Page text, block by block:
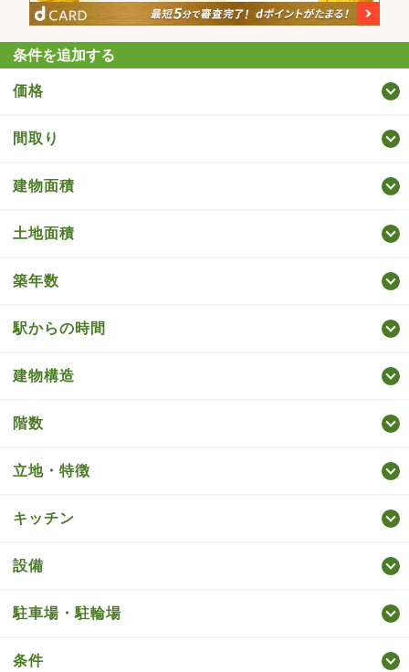
条件を追加する
価格
間取り
建物面積
土地面積
築年数
駅からの時間
建物構造
階数
立地・特徴
キッチン
設備
駐車場・駐輪場
条件